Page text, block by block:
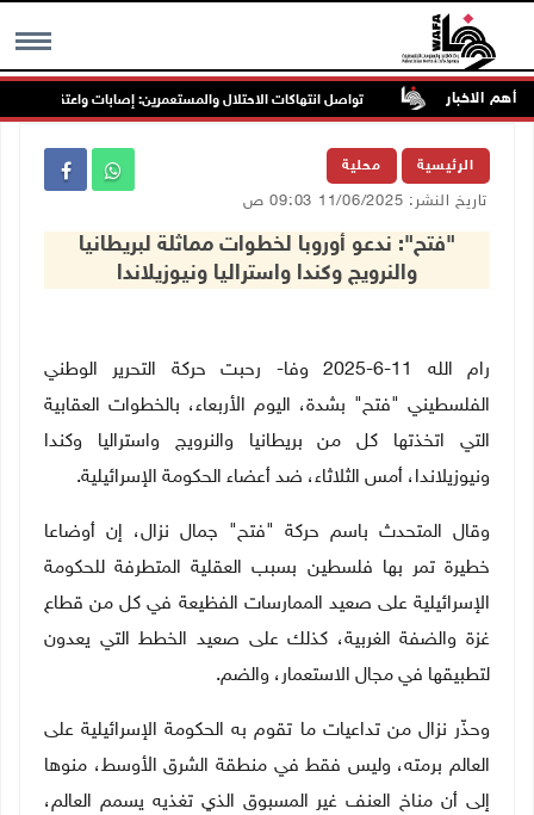
MENU أهم الاخبار
جنين تواصل انتهاكات الاحتلال والمستعمرين: إصابات واعتقالات
الرئيسية محلية
تاريخ النشر: 11/06/2025 09:03 ص
"فتح": ندعو أوروبا لخطوات مماثلة لبريطانيا
والنرويج وكندا واستراليا ونيوزيلاندا
رام الله 11-6-2025 وفا- رحبت حركة التحرير الوطني
الفلسطيني "فتح" بشدة، اليوم الأربعاء، بالخطوات العقابية
التي اتخذتها كل من بريطانيا والنرويج واستراليا وكندا
ونيوزيلاندا، أمس الثلاثاء، ضد أعضاء الحكومة الإسرائيلية.
وقال المتحدث باسم حركة "فتح" جمال نزال، إن أوضاعا
خطيرة تمر بها فلسطين بسبب العقلية المتطرفة للحكومة
الإسرائيلية على صعيد الممارسات الفظيعة في كل من قطاع
غزة والضفة الغربية، كذلك على صعيد الخطط التي يعدون
لتطبيقها في مجال الاستعمار، والضم.
وحذّر نزال من تداعيات ما تقوم به الحكومة الإسرائيلية على
العالم برمته، وليس فقط في منطقة الشرق الأوسط، منوها
إلى أن مناخ العنف غير المسبوق الذي تغذيه يسمم العالم،